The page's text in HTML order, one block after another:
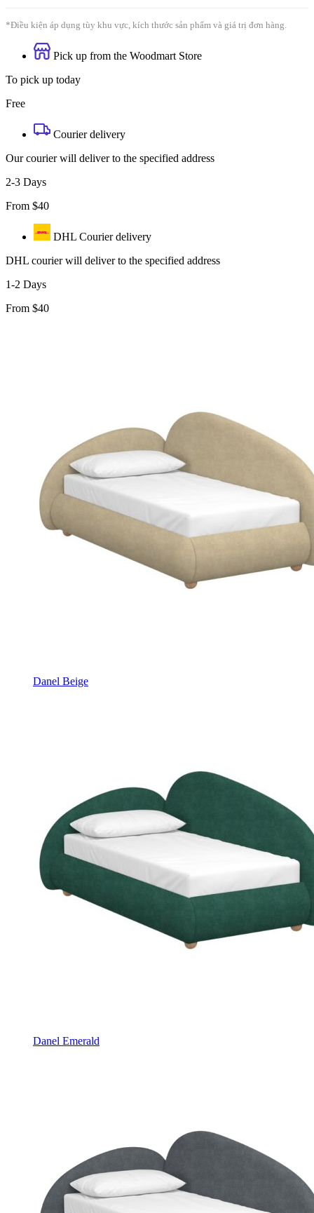
*Điều kiện áp dụng tùy khu vực, kích thước sản phẩm và giá trị đơn hàng.
Pick up from the Woodmart Store
To pick up today
Free
Courier delivery
Our courier will deliver to the specified address
2-3 Days
From $40
DHL Courier delivery
DHL courier will deliver to the specified address
1-2 Days
From $40
Danel Beige
Danel Emerald